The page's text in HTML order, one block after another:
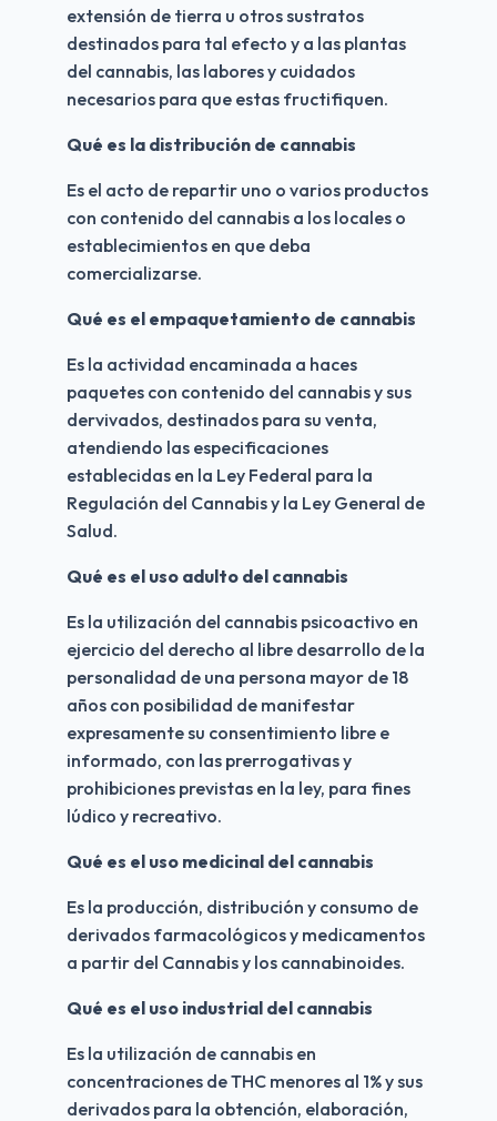
extensión de tierra u otros sustratos
destinados para tal efecto y a las plantas
del cannabis, las labores y cuidados
necesarios para que estas fructifiquen.
Qué es la distribución de cannabis
Es el acto de repartir uno o varios productos
con contenido del cannabis a los locales o
establecimientos en que deba
comercializarse.
Qué es el empaquetamiento de cannabis
Es la actividad encaminada a haces
paquetes con contenido del cannabis y sus
dervivados, destinados para su venta,
atendiendo las especificaciones
establecidas en la Ley Federal para la
Regulación del Cannabis y la Ley General de
Salud.
Qué es el uso adulto del cannabis
Es la utilización del cannabis psicoactivo en
ejercicio del derecho al libre desarrollo de la
personalidad de una persona mayor de 18
años con posibilidad de manifestar
expresamente su consentimiento libre e
informado, con las prerrogativas y
prohibiciones previstas en la ley, para fines
lúdico y recreativo.
Qué es el uso medicinal del cannabis
Es la producción, distribución y consumo de
derivados farmacológicos y medicamentos
a partir del Cannabis y los cannabinoides.
Qué es el uso industrial del cannabis
Es la utilización de cannabis en
concentraciones de THC menores al 1% y sus
derivados para la obtención, elaboración,